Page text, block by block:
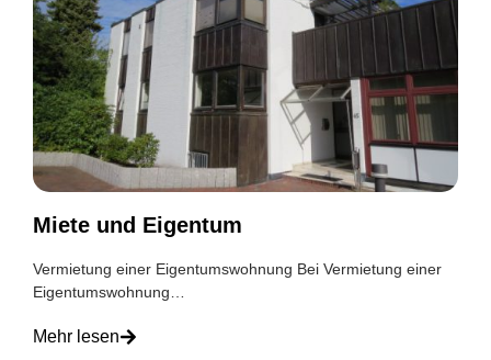
Miete und Eigentum
Vermietung einer Eigentumswohnung Bei Vermietung einer
Eigentumswohnung…
Mehr lesen